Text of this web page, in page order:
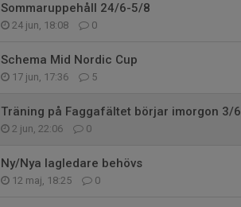
Sommaruppehåll 24/6-5/8
24 jun, 18:08 0
Schema Mid Nordic Cup
17 jun, 17:36 5
Träning på Faggafältet börjar imorgon 3/6
2 jun, 22:06 0
Ny/Nya lagledare behövs
12 maj, 18:25 0